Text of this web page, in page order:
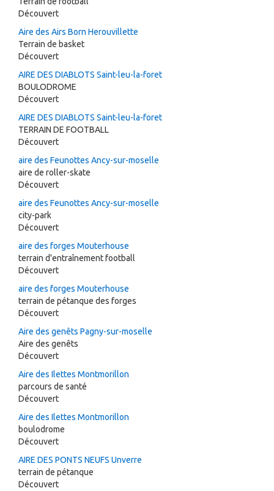
Découvert
Aire des Airs Born Herouvillette
Terrain de basket
Découvert
AIRE DES DIABLOTS Saint-leu-la-foret
BOULODROME
Découvert
AIRE DES DIABLOTS Saint-leu-la-foret
TERRAIN DE FOOTBALL
Découvert
aire des Feunottes Ancy-sur-moselle
aire de roller-skate
Découvert
aire des Feunottes Ancy-sur-moselle
city-park
Découvert
aire des forges Mouterhouse
terrain d'entraînement football
Découvert
aire des forges Mouterhouse
terrain de pétanque des forges
Découvert
Aire des genêts Pagny-sur-moselle
Aire des genêts
Découvert
Aire des Ilettes Montmorillon
parcours de santé
Découvert
Aire des Ilettes Montmorillon
boulodrome
Découvert
AIRE DES PONTS NEUFS Unverre
terrain de pétanque
Découvert